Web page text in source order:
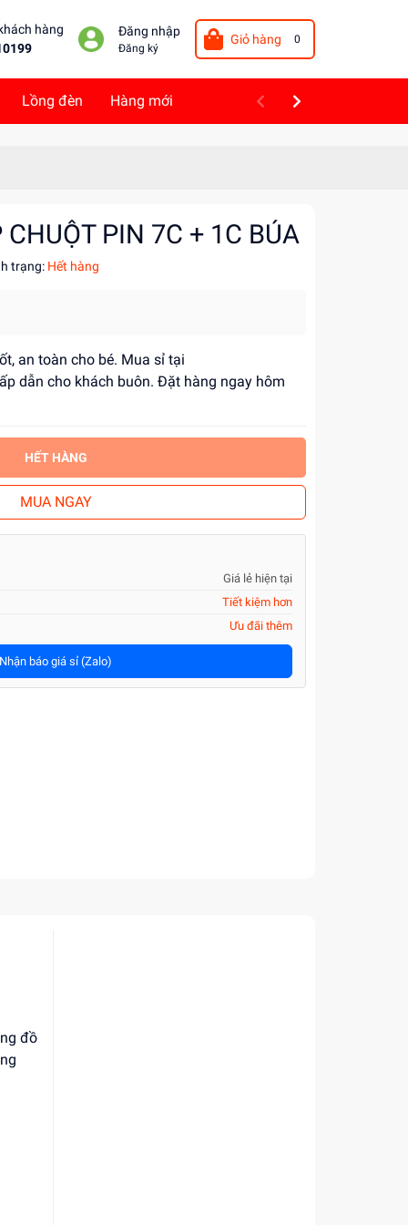
hàng
Đăng nhập
Đăng ký
Giỏ hàng 0
Lồng đèn Hàng mới
PIN 7C + 1C BÚA
trạng: Hết hàng
an toàn cho bé. Mua sỉ tại
dẫn cho khách buôn. Đặt hàng ngay hôm
HẾT HÀNG
MUA NGAY
Giá lẻ hiện tại
Tiết kiệm hơn
Ưu đãi thêm
Nhận báo giá sỉ (Zalo)
đồ